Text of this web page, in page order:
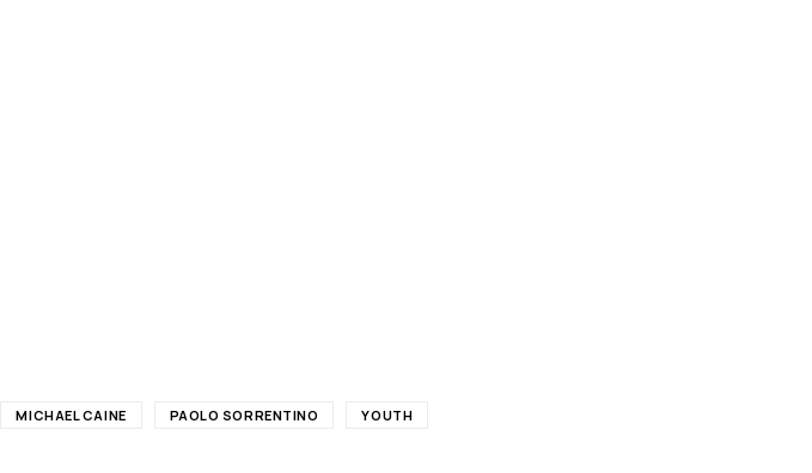
MICHAEL CAINE PAOLO SORRENTINO YOUTH